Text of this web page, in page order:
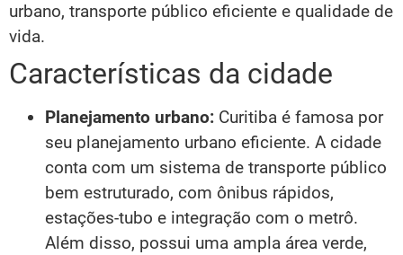
urbano, transporte público eficiente e qualidade de
vida.
Características da cidade
Planejamento urbano: Curitiba é famosa por
seu planejamento urbano eficiente. A cidade
conta com um sistema de transporte público
bem estruturado, com ônibus rápidos,
estações-tubo e integração com o metrô.
Além disso, possui uma ampla área verde,